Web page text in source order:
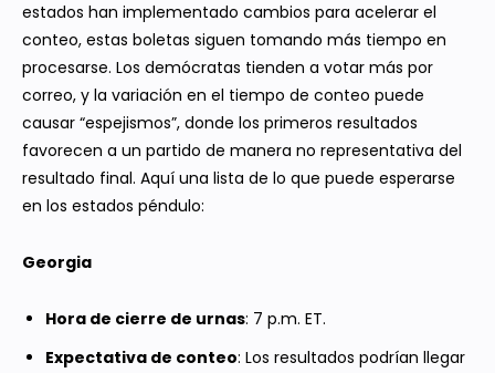
estados han implementado cambios para acelerar el
conteo, estas boletas siguen tomando más tiempo en
procesarse. Los demócratas tienden a votar más por
correo, y la variación en el tiempo de conteo puede
causar “espejismos”, donde los primeros resultados
favorecen a un partido de manera no representativa del
resultado final. Aquí una lista de lo que puede esperarse
en los estados péndulo:
Georgia
Hora de cierre de urnas: 7 p.m. ET.
Expectativa de conteo: Los resultados podrían llegar